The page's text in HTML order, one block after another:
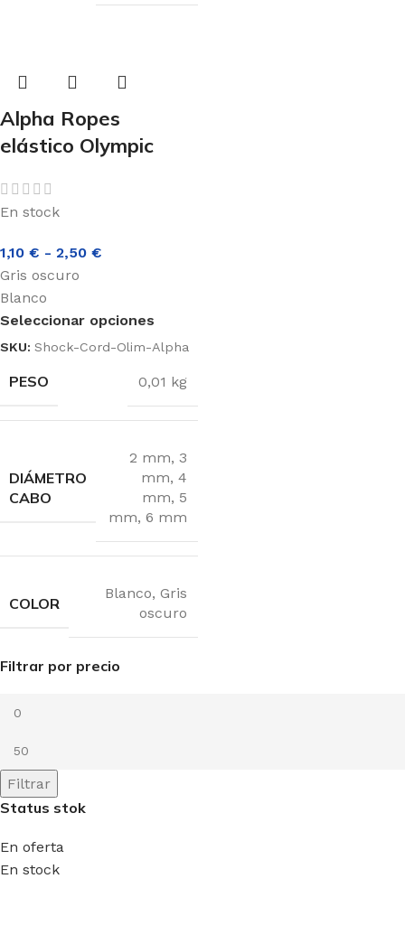
Filtrar por precio
Filtrar
Status stok
En oferta
En stock
Alpha Ropes
elástico Olympic
En stock
1,10 € - 2,50 €
Gris oscuro
Blanco
Seleccionar opciones
SKU: Shock-Cord-Olim-Alpha
PESO 0,01 kg
DIÁMETRO
CABO
2 mm, 3
mm, 4
mm, 5
mm, 6 mm
COLOR
Blanco, Gris
oscuro